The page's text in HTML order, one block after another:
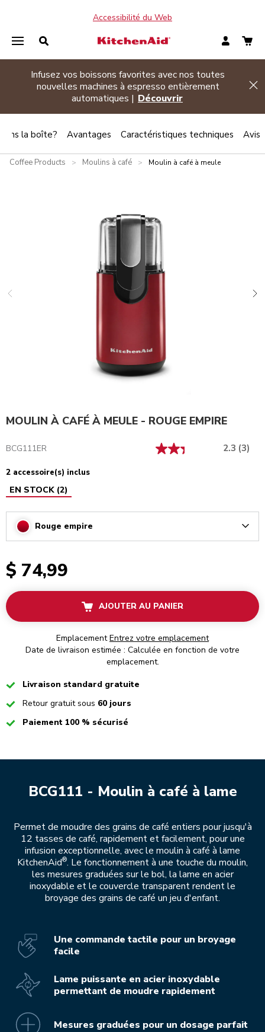
Accessibilité du Web
Promotion d’été| Achetez deux électroménagers
admissibles ou plus et économisez 20 %Magasinez
Coffee Products > Moulins à café > Moulin à café à meule
MOULIN À CAFÉ À MEULE - ROUGE EMPIRE
BCG111ER 2.3 (3)
2 accessoire(s) inclus
EN STOCK (2)
Rouge empire
$ 74,99
AJOUTER AU PANIER
Emplacement Entrez votre emplacement
Date de livraison estimée : Calculée en fonction de votre
emplacement.
CheckedLivraison standard gratuite
CheckedRetour gratuit sous 60 jours
CheckedPaiement 100 % sécurisé
BCG111 - Moulin à café à lame
Permet de moudre des grains de café entiers pour jusqu'à
12 tasses de café, rapidement et facilement, pour une
infusion exceptionnelle, avec le moulin à café à lame
KitchenAid®. Le fonctionnement à une touche du moulin,
les mesures graduées sur le bol, la lame en acier
inoxydable et le couvercle transparent rendent le
broyage des grains de café un jeu d'enfant.
Une commande tactile pour un broyage
facile
Lame puissante en acier inoxydable
permettant de moudre rapidement
Mesures graduées pour un dosage parfait
la boîte? Avantages Caractéristiques techniques Avis